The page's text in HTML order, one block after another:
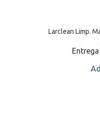
Larclean Limp.